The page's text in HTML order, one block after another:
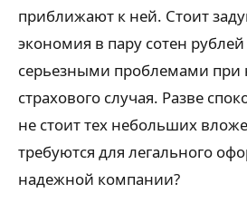
приближают к ней. Стоит
экономия в пару сотен
серьезными проблемами при
страхового случая. Разве
не стоит тех небольших
требуются для легального
надежной компании?